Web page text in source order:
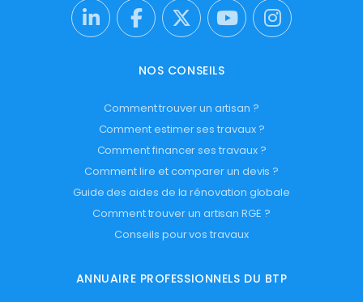
NOS CONSEILS
Comment trouver un artisan ?
Comment estimer ses travaux ?
Comment financer ses travaux ?
Comment lire et comparer un devis ?
Guide des aides de la rénovation globale
Comment trouver un artisan RGE ?
Conseils pour vos travaux
ANNUAIRE PROFESSIONNELS DU BTP